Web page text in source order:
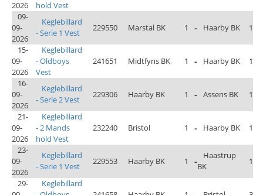
2026
hold Vest
09-
09-
2026
Keglebillard
- Serie 1 Vest
229550 Marstal BK 1 - Haarby BK 1
15-
09-
2026
Keglebillard
- Oldboys
Vest
241651 Midtfyns BK 1 - Haarby BK 1
16-
09-
2026
Keglebillard
- Serie 2 Vest
229306 Haarby BK 1 - Assens BK 1
21-
09-
2026
Keglebillard
- 2 Mands
hold Vest
232240 Bristol 1 - Haarby BK 1
23-
09-
2026
Keglebillard
- Serie 1 Vest
229553 Haarby BK 1 -
Haastrup
BK
1
29-
Keglebillard